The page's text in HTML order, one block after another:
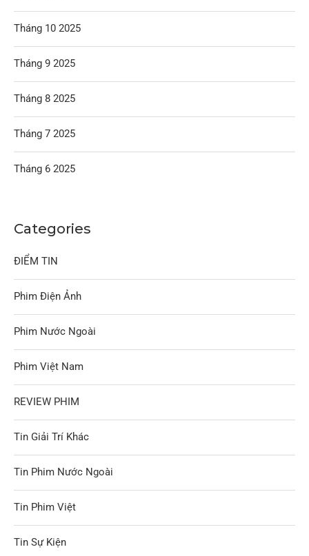
Tháng 10 2025
Tháng 9 2025
Tháng 8 2025
Tháng 7 2025
Tháng 6 2025
Categories
ĐIỂM TIN
Phim Điện Ảnh
Phim Nước Ngoài
Phim Việt Nam
REVIEW PHIM
Tin Giải Trí Khác
Tin Phim Nước Ngoài
Tin Phim Việt
Tin Sự Kiện